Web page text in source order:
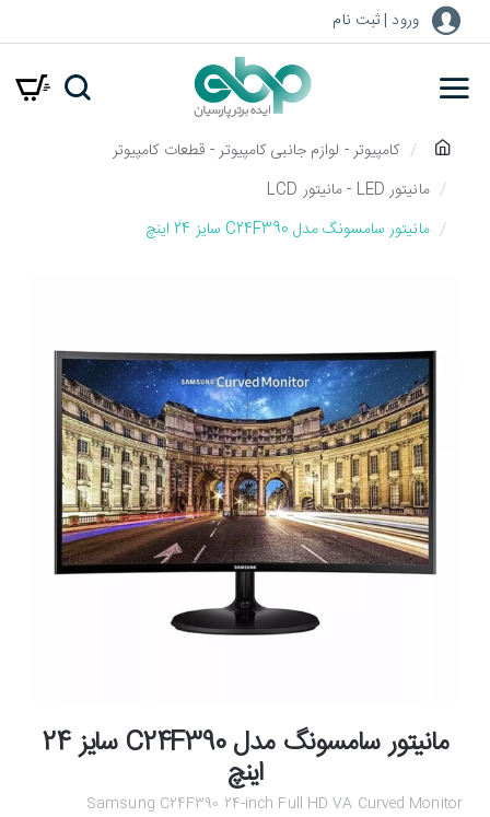
ورود | ثبت نام
o
m
کامپیوتر - لوازم جانبی کامپیوتر - قطعات کامپیوتر
مانیتور LED - مانیتور LCD
مانیتور سامسونگ مدل C24F390 سایز 24 اینچ
مانیتور سامسونگ مدل C24F390 سایز 24
اینچ
Samsung C24F390 24-inch Full HD VA Curved Monitor